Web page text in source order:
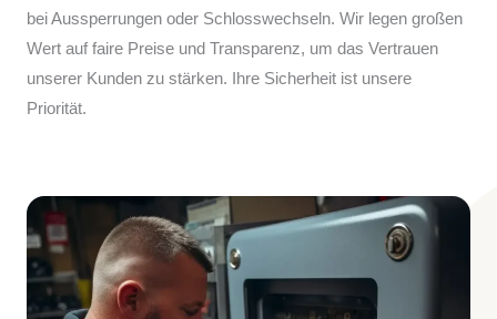
bei Aussperrungen oder Schlosswechseln. Wir legen großen
Wert auf faire Preise und Transparenz, um das Vertrauen
unserer Kunden zu stärken. Ihre Sicherheit ist unsere
Priorität.